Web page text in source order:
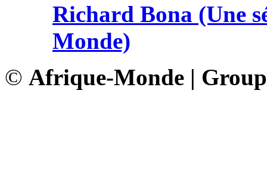
Richard Bona (Une
Monde)
© Afrique-Monde |